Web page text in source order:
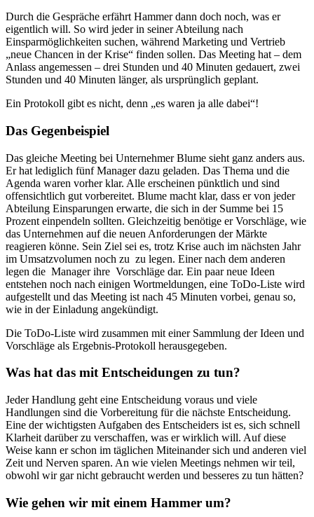
Durch die Gespräche erfährt Hammer dann doch noch, was er
eigentlich will. So wird jeder in seiner Abteilung nach
Einsparmöglichkeiten suchen, während Marketing und Vertrieb
„neue Chancen in der Krise“ finden sollen. Das Meeting hat – dem
Anlass angemessen – drei Stunden und 40 Minuten gedauert, zwei
Stunden und 40 Minuten länger, als ursprünglich geplant.
Ein Protokoll gibt es nicht, denn „es waren ja alle dabei“!
Das Gegenbeispiel
Das gleiche Meeting bei Unternehmer Blume sieht ganz anders aus.
Er hat lediglich fünf Manager dazu geladen. Das Thema und die
Agenda waren vorher klar. Alle erscheinen pünktlich und sind
offensichtlich gut vorbereitet. Blume macht klar, dass er von jeder
Abteilung Einsparungen erwarte, die sich in der Summe bei 15
Prozent einpendeln sollten. Gleichzeitig benötige er Vorschläge, wie
das Unternehmen auf die neuen Anforderungen der Märkte
reagieren könne. Sein Ziel sei es, trotz Krise auch im nächsten Jahr
im Umsatzvolumen noch zu zu legen. Einer nach dem anderen
legen die Manager ihre Vorschläge dar. Ein paar neue Ideen
entstehen noch nach einigen Wortmeldungen, eine ToDo-Liste wird
aufgestellt und das Meeting ist nach 45 Minuten vorbei, genau so,
wie in der Einladung angekündigt.
Die ToDo-Liste wird zusammen mit einer Sammlung der Ideen und
Vorschläge als Ergebnis-Protokoll herausgegeben.
Was hat das mit Entscheidungen zu tun?
Jeder Handlung geht eine Entscheidung voraus und viele
Handlungen sind die Vorbereitung für die nächste Entscheidung.
Eine der wichtigsten Aufgaben des Entscheiders ist es, sich schnell
Klarheit darüber zu verschaffen, was er wirklich will. Auf diese
Weise kann er schon im täglichen Miteinander sich und anderen viel
Zeit und Nerven sparen. An wie vielen Meetings nehmen wir teil,
obwohl wir gar nicht gebraucht werden und besseres zu tun hätten?
Wie gehen wir mit einem Hammer um?